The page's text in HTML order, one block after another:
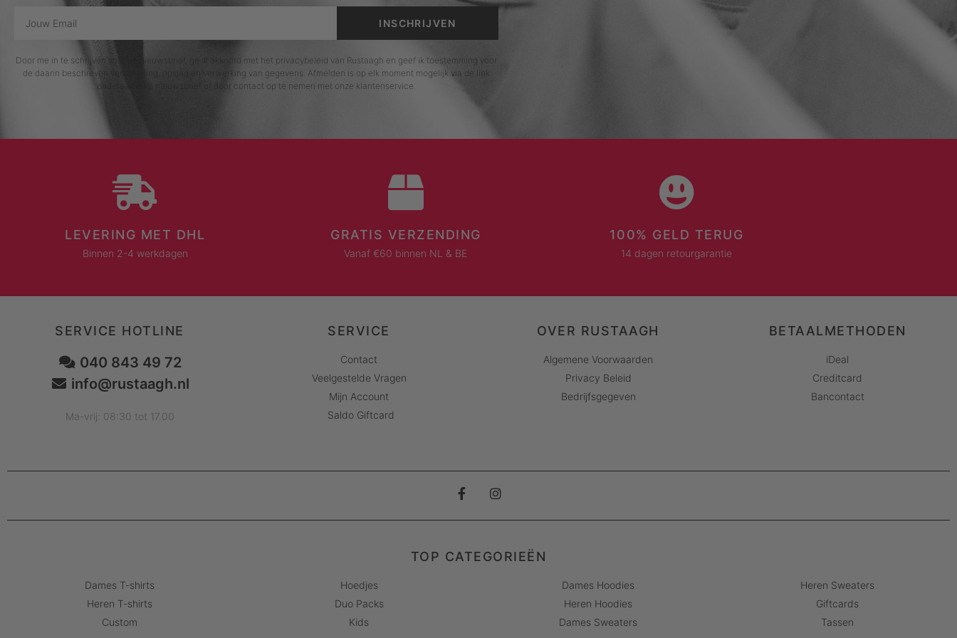
INSCHRIJVEN
Door me in te schrijven voor de nieuwsbrief, ga ik akkoord met het privacybeleid van Rustaagh en geef ik toestemming voor
de daarin beschreven verzameling, opslag en verwerking van gegevens. Afmelden is op elk moment mogelijk via de link
onderaan elke nieuwsbrief of door contact op te nemen met onze klantenservice.
LEVERING MET DHL
Binnen 2-4 werkdagen
GRATIS VERZENDING
Vanaf €60 binnen NL & BE
100% GELD TERUG
14 dagen retourgarantie
SERVICE HOTLINE
040 843 49 72
info@rustaagh.nl
Ma-vrij: 08:30 tot 17.00
SERVICE
Contact
Veelgestelde Vragen
Mijn Account
Saldo Giftcard
OVER RUSTAAGH
Algemene Voorwaarden
Privacy Beleid
Bedrijfsgegeven
BETAALMETHODEN
iDeal
Creditcard
Bancontact
TOP CATEGORIEËN
Dames T-shirts
Heren T-shirts
Custom
Hoedjes
Duo Packs
Kids
Dames Hoodies
Heren Hoodies
Dames Sweaters
Heren Sweaters
Giftcards
Tassen